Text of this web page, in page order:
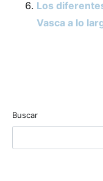
Los
Vasca a lo
Buscar